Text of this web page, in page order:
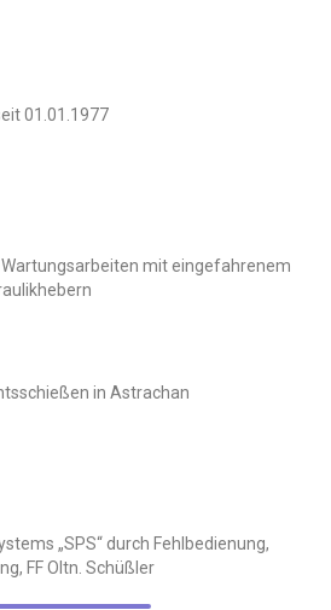
01.01.1977
mit eingefahrenem
in Astrachan
„SPS“ durch Fehlbedienung,
FF Oltn. Schüßler